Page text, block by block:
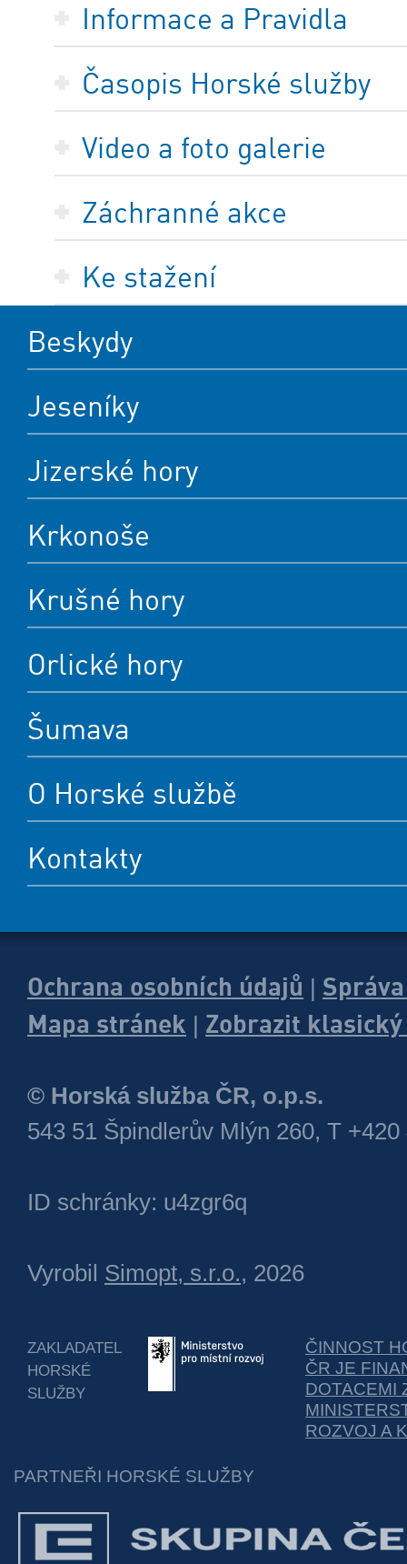
Informace a Pravidla
Časopis Horské služby
Video a foto galerie
Záchranné akce
Ke stažení
Beskydy
Jeseníky
Jizerské hory
Krkonoše
Krušné hory
Orlické hory
Šumava
O Horské službě
Kontakty
Ochrana osobních údajů
Mapa stránek
Zobrazit
© Horská služba ČR, o.p.s.
543 51 Špindlerův Mlýn 260, T +420
ID schránky: u4zgr6q
Vyrobil Simopt, s.r.o., 2026
ZAKLADATEL
HORSKÉ
SLUŽBY
ČINNOST
ČR JE
DOTACEMI
ROZVOJ A
PARTNEŘI HORSKÉ SLUŽBY